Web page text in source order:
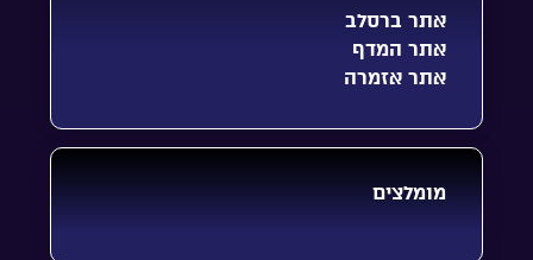
אתר ברסלב
אתר המדף
אתר אזמרה
מומלצים